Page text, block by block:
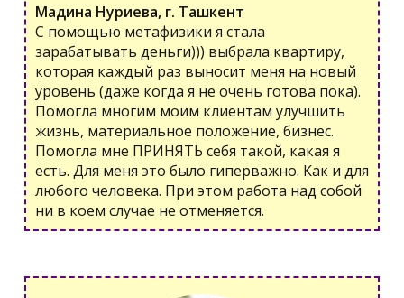
Мадина Нуриева, г. Ташкент
С помощью метафизики я стала
зарабатывать деньги))) выбрала квартиру,
которая каждый раз выносит меня на новый
уровень (даже когда я не очень готова пока).
Помогла многим моим клиентам улучшить
жизнь, материальное положение, бизнес.
Помогла мне ПРИНЯТЬ себя такой, какая я
есть. Для меня это было гиперважно. Как и для
любого человека. При этом работа над собой
ни в коем случае не отменяется.